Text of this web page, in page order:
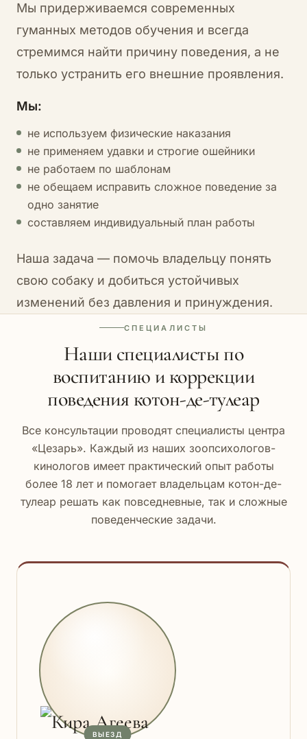
Мы придерживаемся современных
гуманных методов обучения и всегда
стремимся найти причину поведения, а не
только устранить его внешние проявления.
Мы:
не используем физические наказания
не применяем удавки и строгие ошейники
не работаем по шаблонам
не обещаем исправить сложное поведение за
одно занятие
составляем индивидуальный план работы
Наша задача — помочь владельцу понять
свою собаку и добиться устойчивых
изменений без давления и принуждения.
СПЕЦИАЛИСТЫ
Наши специалисты по
воспитанию и коррекции
поведения котон-де-тулеар
Все консультации проводят специалисты центра
«Цезарь». Каждый из наших зоопсихологов-
кинологов имеет практический опыт работы
более 18 лет и помогает владельцам котон-де-
тулеар решать как повседневные, так и сложные
поведенческие задачи.
ВЫЕЗД